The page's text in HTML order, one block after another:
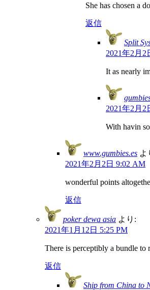
She has chosen a
返信
Split
2021年2月2
It as nearly
2021年2月2
With havin
www.gumbies.es よ
2021年2月2日 9:02 AM
wonderful points
返信
poker dewa asia より:
2021年1月12日 5:25 PM
There is perceptibly a bundle to
返信
Ship from China to